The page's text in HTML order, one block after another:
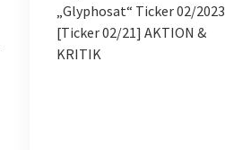
„Glyphosat“ Ticker 02/2023
[Ticker 02/21] AKTION &
KRITIK